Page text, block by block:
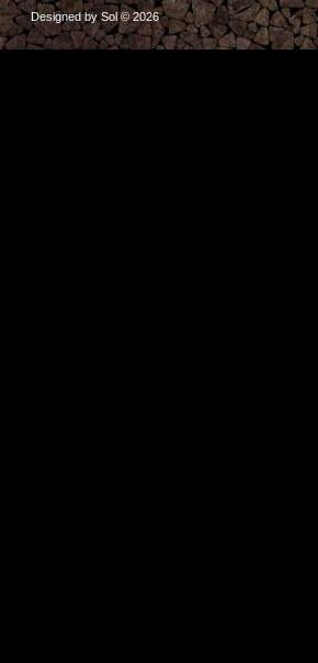
Designed by Sol © 2026